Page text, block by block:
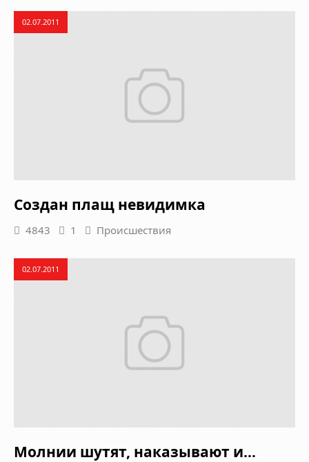
02.07.2011
Создан плащ невидимка
4843 1 Происшествия
02.07.2011
Молнии шутят, наказывают и…